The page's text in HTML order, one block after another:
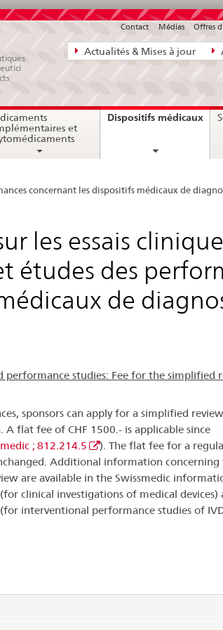
Navigation
directe:
bases
juridiques,
contact
Actualités & Mises à jour
Contact Médias Offres
et
Dispositifs médicaux
concernant les dispositifs médicaux de
les essais
études des
de
performance studies: Fee for the simplified
sponsors can apply for a simplified
flat fee of CHF 1500.- is applicable since
; 812.214.5
). The flat fee for a
Additional information concerning
are available in the Swissmedic
clinical investigations of medical devices)
interventional performance studies of